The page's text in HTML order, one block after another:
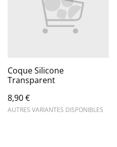
Coque Silicone
Transparent
8,90 €
AUTRES VARIANTES DISPONIBLES